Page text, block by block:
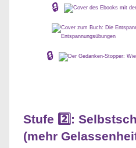
🔒
🔒
Stufe 2️⃣:
(mehr